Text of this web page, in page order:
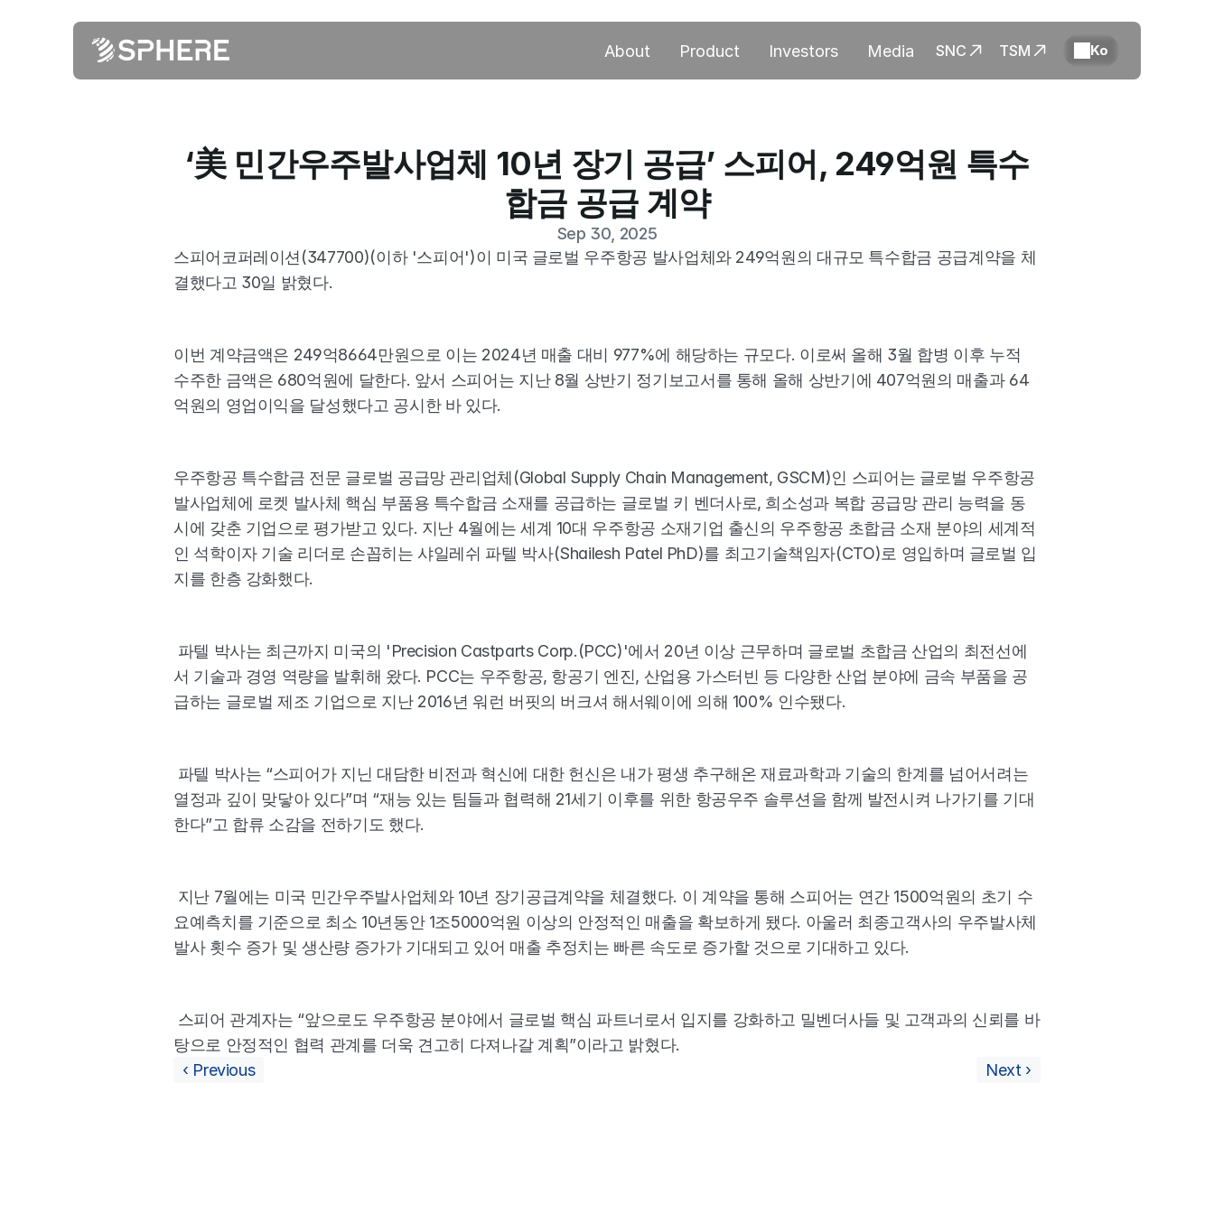
‘美 민간우주발사업체 10년 장기 공급’ 스피어, 249억원 특수
합금 공급 계약
Sep 30, 2025
스피어코퍼레이션(347700)(이하 '스피어')이 미국 글로벌 우주항공 발사업체와 249억원의 대규모 특수합금 공급계약을 체
결했다고 30일 밝혔다.
이번 계약금액은 249억8664만원으로 이는 2024년 매출 대비 977%에 해당하는 규모다. 이로써 올해 3월 합병 이후 누적
수주한 금액은 680억원에 달한다. 앞서 스피어는 지난 8월 상반기 정기보고서를 통해 올해 상반기에 407억원의 매출과 64
억원의 영업이익을 달성했다고 공시한 바 있다.
우주항공 특수합금 전문 글로벌 공급망 관리업체(Global Supply Chain Management, GSCM)인 스피어는 글로벌 우주항공
발사업체에 로켓 발사체 핵심 부품용 특수합금 소재를 공급하는 글로벌 키 벤더사로, 희소성과 복합 공급망 관리 능력을 동
시에 갖춘 기업으로 평가받고 있다. 지난 4월에는 세계 10대 우주항공 소재기업 출신의 우주항공 초합금 소재 분야의 세계적
인 석학이자 기술 리더로 손꼽히는 샤일레쉬 파텔 박사(Shailesh Patel PhD)를 최고기술책임자(CTO)로 영입하며 글로벌 입
지를 한층 강화했다.
파텔 박사는 최근까지 미국의 'Precision Castparts Corp.(PCC)'에서 20년 이상 근무하며 글로벌 초합금 산업의 최전선에
서 기술과 경영 역량을 발휘해 왔다. PCC는 우주항공, 항공기 엔진, 산업용 가스터빈 등 다양한 산업 분야에 금속 부품을 공
급하는 글로벌 제조 기업으로 지난 2016년 워런 버핏의 버크셔 해서웨이에 의해 100% 인수됐다.
파텔 박사는 “스피어가 지닌 대담한 비전과 혁신에 대한 헌신은 내가 평생 추구해온 재료과학과 기술의 한계를 넘어서려는
열정과 깊이 맞닿아 있다”며 “재능 있는 팀들과 협력해 21세기 이후를 위한 항공우주 솔루션을 함께 발전시켜 나가기를 기대
한다”고 합류 소감을 전하기도 했다.
지난 7월에는 미국 민간우주발사업체와 10년 장기공급계약을 체결했다. 이 계약을 통해 스피어는 연간 1500억원의 초기 수
요예측치를 기준으로 최소 10년동안 1조5000억원 이상의 안정적인 매출을 확보하게 됐다. 아울러 최종고객사의 우주발사체
발사 횟수 증가 및 생산량 증가가 기대되고 있어 매출 추정치는 빠른 속도로 증가할 것으로 기대하고 있다.
스피어 관계자는 “앞으로도 우주항공 분야에서 글로벌 핵심 파트너로서 입지를 강화하고 밀벤더사들 및 고객과의 신뢰를 바
탕으로 안정적인 협력 관계를 더욱 견고히 다져나갈 계획”이라고 밝혔다.
‹ Previous
Next ›
About Product Investors Media SNC TSM Ko